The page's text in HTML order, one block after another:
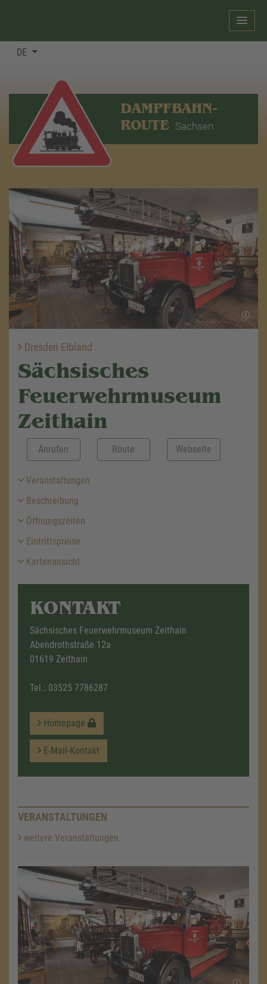
DE
DAMPFBAHN-
ROUTE Sachsen
Dresden Elbland
Sächsisches
Feuerwehrmuseum
Zeithain
Anrufen Route Webseite
Veranstaltungen
Beschreibung
Öffnungszeiten
Eintrittspreise
Kartenansicht
KONTAKT
Sächsisches Feuerwehrmuseum Zeithain
Abendrothstraße 12a
01619 Zeithain
Tel.: 03525 7786287
Homepage
E-Mail-Kontakt
VERANSTALTUNGEN
weitere Veranstaltungen